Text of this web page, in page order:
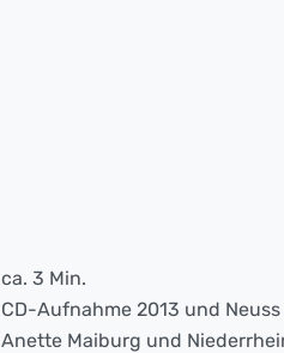
ca. 3 Min.
CD-Aufnahme 2013 und Neuss
Anette Maiburg und